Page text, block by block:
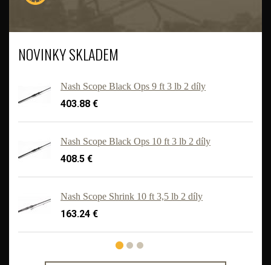
NOVINKY SKLADEM
Nash Scope Black Ops 9 ft 3 lb 2 díly
403.88 €
Nash Scope Black Ops 10 ft 3 lb 2 díly
408.5 €
Nash Scope Shrink 10 ft 3,5 lb 2 díly
163.24 €